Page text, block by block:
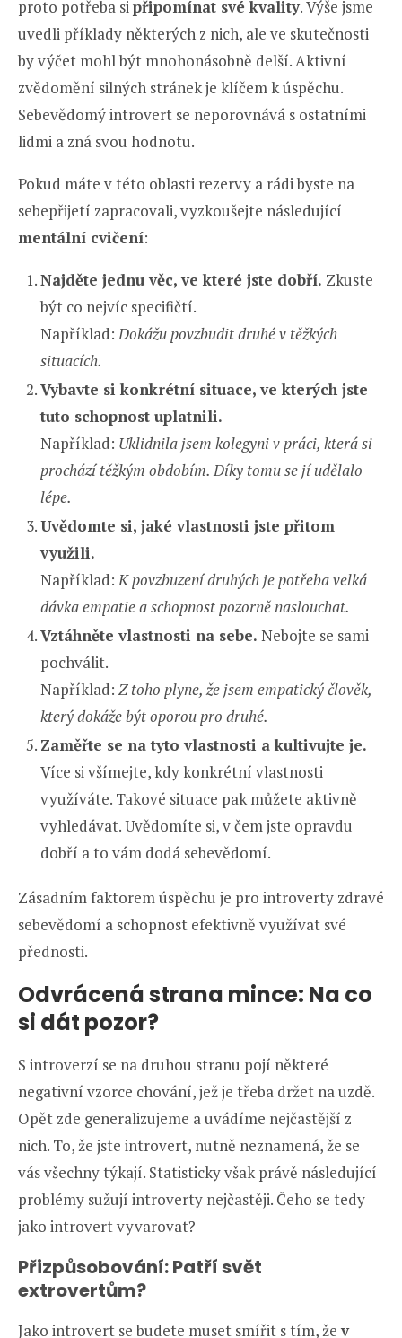
proto potřeba sipřipomínat své kvality. Výše jsme
uvedli příklady některých z nich, ale ve skutečnosti
by výčet mohl být mnohonásobně delší. Aktivní
zvědomění silných stránek je klíčem k úspěchu.
Sebevědomý introvert se neporovnává s ostatními
lidmi a zná svou hodnotu.
Pokud máte v této oblasti rezervy a rádi byste na
sebepřijetí zapracovali, vyzkoušejte následující
mentální cvičení:
Najděte jednu věc, ve které jste dobří. Zkuste
být co nejvíc specifičtí.
Například:Dokážu povzbudit druhé v těžkých
situacích.
Vybavte si konkrétní situace, ve kterých jste
tuto schopnost uplatnili.
Například: Uklidnila jsem kolegyni v práci, která si
prochází těžkým obdobím. Díky tomu se jí udělalo
lépe.
Uvědomte si, jaké vlastnosti jste přitom
využili.
Například:K povzbuzení druhých je potřeba velká
dávka empatie a schopnost pozorně naslouchat.
Vztáhněte vlastnosti na sebe. Nebojte se sami
pochválit.
Například: Z toho plyne, že jsem empatický člověk,
který dokáže být oporou pro druhé.
Zaměřte se na tyto vlastnosti a kultivujte je.
Více si všímejte, kdy konkrétní vlastnosti
využíváte. Takové situace pak můžete aktivně
vyhledávat. Uvědomíte si, v čem jste opravdu
dobří a to vám dodá sebevědomí.
Zásadním faktorem úspěchu je pro introverty zdravé
sebevědomí a schopnost efektivně využívat své
přednosti.
Odvrácená strana mince: Na co
si dát pozor?
S introverzí se na druhou stranu pojí některé
negativní vzorce chování, jež je třeba držet na uzdě.
Opět zde generalizujeme a uvádíme nejčastější z
nich. To, že jste introvert, nutně neznamená, že se
vás všechny týkají. Statisticky však právě následující
problémy sužují introverty nejčastěji. Čeho se tedy
jako introvert vyvarovat?
Přizpůsobování: Patří svět
extrovertům?
Jako introvert se budete muset smířit s tím, že v